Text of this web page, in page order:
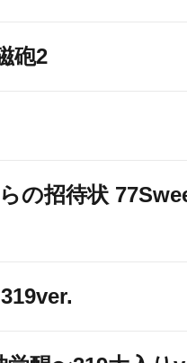
砲2
の招待状